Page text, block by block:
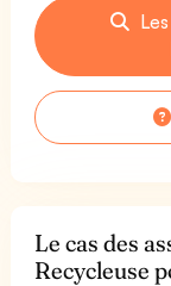
Le cas des
Recycleuse